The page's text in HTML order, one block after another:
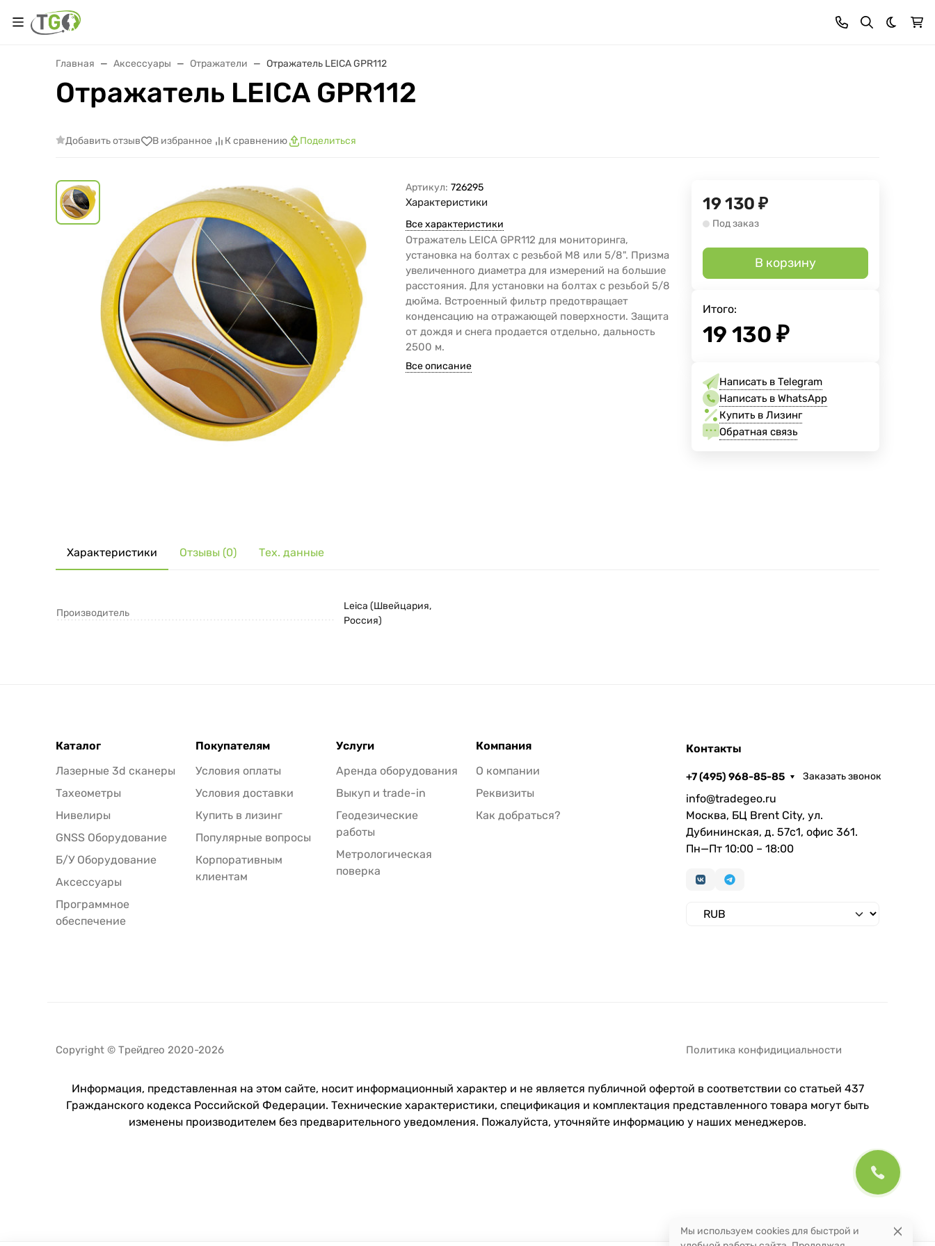
Темная
Главная Аксессуары Отражатели Отражатель LEICA GPR112
Отражатель LEICA GPR112
Добавить отзыв В избранное К сравнению Поделиться
Артикул: 726295
Характеристики
Все характеристики
Отражатель LEICA GPR112 для мониторинга,
установка на болтах с резьбой M8 или 5/8". Призма
увеличенного диаметра для измерений на большие
расстояния. Для установки на болтах с резьбой 5/8
дюйма. Встроенный фильтр предотвращает
конденсацию на отражающей поверхности. Защита
от дождя и снега продается отдельно, дальность
2500 м.
Все описание
19 130 ₽
Под заказ
В корзину
Итого:
19 130 ₽
Написать в Telegram
Написать в WhatsApp
Купить в Лизинг
Обратная связь
Характеристики Отзывы (0) Тех. данные
Производитель
Leica (Швейцария,
Россия)
Каталог
Лазерные 3d сканеры
Тахеометры
Нивелиры
GNSS Оборудование
Б/У Оборудование
Аксессуары
Программное
обеспечение
Покупателям
Условия оплаты
Условия доставки
Купить в лизинг
Популярные вопросы
Корпоративным
клиентам
Услуги
Аренда оборудования
Выкуп и trade-in
Геодезические
работы
Метрологическая
поверка
Компания
О компании
Реквизиты
Как добраться?
Контакты
+7 (495) 968-85-85 Заказать звонок
info@tradegeo.ru
Москва, БЦ Brent City, ул.
Дубининская, д. 57с1, офис 361.
Пн—Пт 10:00 – 18:00
Copyright © Трейдгео 2020-2026 Политика конфидициальности
Информация, представленная на этом сайте, носит информационный характер и не является публичной офертой в соответствии со статьей 437
Гражданского кодекса Российской Федерации. Технические характеристики, спецификация и комплектация представленного товара могут быть
изменены производителем без предварительного уведомления. Пожалуйста, уточняйте информацию у наших менеджеров.
Мы используем cookies для быстрой и